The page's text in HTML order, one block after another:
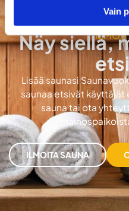
Vain
Näy siellä,
Lisää saunasi
saunaa etsivät käyttäjät
sauna tai ota
ILMOITA SAUNA